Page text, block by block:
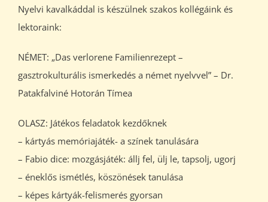
Nyelvi kavalkáddal is készülnek szakos kollégáink és
lektoraink:
NÉMET: „Das verlorene Familienrezept –
gasztrokulturális ismerkedés a német nyelvvel” – Dr.
Patakfalviné Hotorán Tímea
OLASZ: Játékos feladatok kezdőknek
– kártyás memóriajáték- a színek tanulására
– Fabio dice: mozgásjáték: állj fel, ülj le, tapsolj, ugorj
– éneklős ismétlés, köszönések tanulása
– képes kártyák-felismerés gyorsan